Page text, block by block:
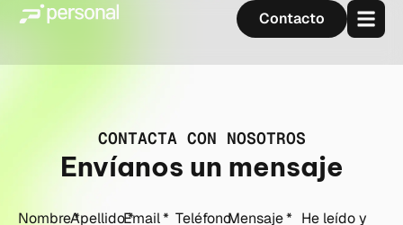
Contacto
CONTACTA CON NOSOTROS
Envíanos un mensaje
NombreApellidoEmail TeléfonoMensaje He leído y